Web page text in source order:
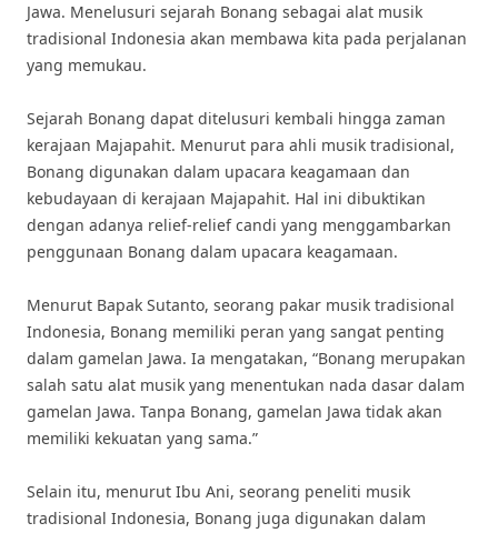
Jawa. Menelusuri sejarah Bonang sebagai alat musik
tradisional Indonesia akan membawa kita pada perjalanan
yang memukau.
Sejarah Bonang dapat ditelusuri kembali hingga zaman
kerajaan Majapahit. Menurut para ahli musik tradisional,
Bonang digunakan dalam upacara keagamaan dan
kebudayaan di kerajaan Majapahit. Hal ini dibuktikan
dengan adanya relief-relief candi yang menggambarkan
penggunaan Bonang dalam upacara keagamaan.
Menurut Bapak Sutanto, seorang pakar musik tradisional
Indonesia, Bonang memiliki peran yang sangat penting
dalam gamelan Jawa. Ia mengatakan, “Bonang merupakan
salah satu alat musik yang menentukan nada dasar dalam
gamelan Jawa. Tanpa Bonang, gamelan Jawa tidak akan
memiliki kekuatan yang sama.”
Selain itu, menurut Ibu Ani, seorang peneliti musik
tradisional Indonesia, Bonang juga digunakan dalam